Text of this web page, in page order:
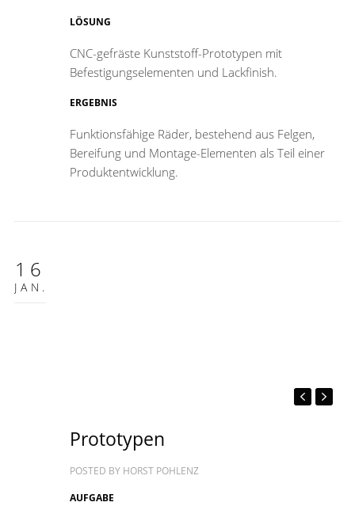
LÖSUNG
CNC-gefräste Kunststoff-Prototypen mit
Befestigungselementen und Lackfinish.
ERGEBNIS
Funktionsfähige Räder, bestehend aus Felgen,
Bereifung und Montage-Elementen als Teil einer
Produktentwicklung.
16
JAN.
Prototypen
POSTED BY HORST POHLENZ
AUFGABE